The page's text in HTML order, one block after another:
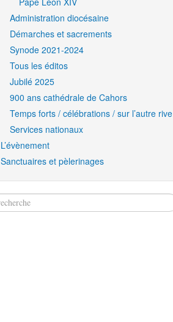
Administration diocésaine
Démarches et sacrements
Synode 2021-2024
Tous les éditos
Jubilé 2025
900 ans cathédrale de Cahors
Temps forts / célébrations / sur l’autre rive
Services nationaux
L’évènement
Sanctuaires et pèlerinages